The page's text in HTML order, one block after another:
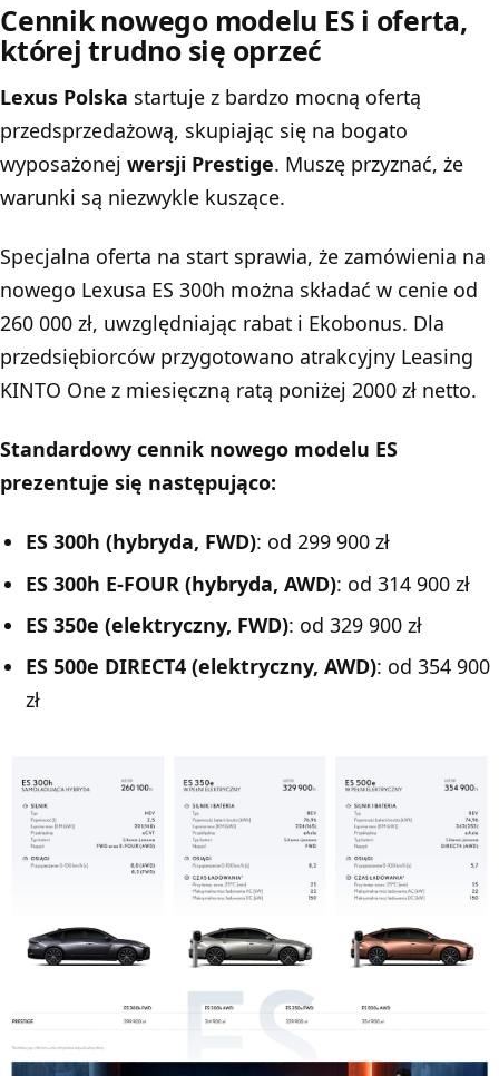
Cennik nowego modelu ES i oferta,
której trudno się oprzeć
Lexus Polska startuje z bardzo mocną ofertą
przedsprzedażową, skupiając się na bogato
wyposażonej wersji Prestige. Muszę przyznać, że
warunki są niezwykle kuszące.
Specjalna oferta na start sprawia, że zamówienia na
nowego Lexusa ES 300h można składać w cenie od
260 000 zł, uwzględniając rabat i Ekobonus. Dla
przedsiębiorców przygotowano atrakcyjny Leasing
KINTO One z miesięczną ratą poniżej 2000 zł netto.
Standardowy cennik nowego modelu ES
prezentuje się następująco:
ES 300h (hybryda, FWD): od 299 900 zł
ES 300h E-FOUR (hybryda, AWD): od 314 900 zł
ES 350e (elektryczny, FWD): od 329 900 zł
ES 500e DIRECT4 (elektryczny, AWD): od 354 900
zł